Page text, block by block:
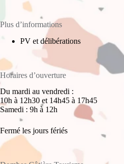
Plus d’informations
PV et délibérations
Horaires d’ouverture
Du mardi au vendredi :
10h à 12h30 et 14h45 à 17h45
Samedi : 9h à 12h
Fermé les jours fériés